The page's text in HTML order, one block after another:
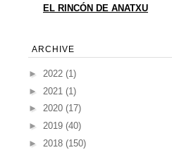
EL RINCÓN DE ANATXU
ARCHIVE
► 2022 (1)
► 2021 (1)
► 2020 (17)
► 2019 (40)
► 2018 (150)